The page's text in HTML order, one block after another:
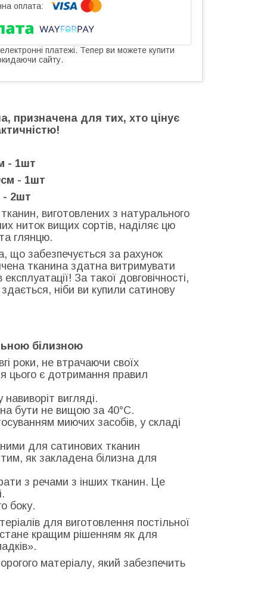
платежі. Тепер ви можете купити
сайту.
призначена для тих, хто цінує
- 1шт
- 1шт
- 2шт
виготовлених з натурального
ниток вищих сортів, наділяє цю
глянцю.
що забезпечується за рахунок
тканина здатна витримувати
За такої довговічності,
ніби ви купили сатинову
білизною
роки, не втрачаючи своїх
цього є дотримання правил
вигляді.
бути не вищою за 40°С.
миючих засобів, у складі
для сатинових тканин
як закладена білизна для
з речами з інших тканин. Це
боку.
для виготовлення постільної
стане кращим рішенням як для
матеріалу, який забезпечить